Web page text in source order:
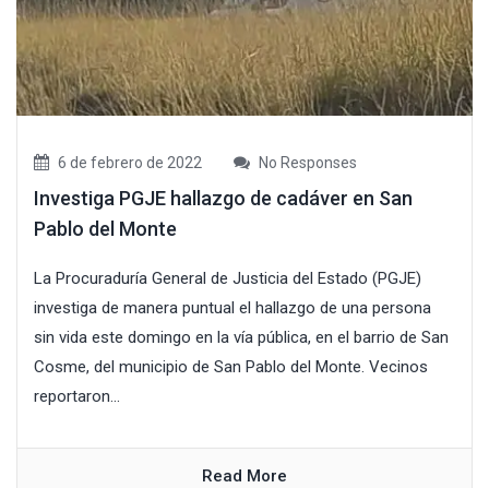
6 de febrero de 2022 No Responses
Investiga PGJE hallazgo de cadáver en San
Pablo del Monte
La Procuraduría General de Justicia del Estado (PGJE)
investiga de manera puntual el hallazgo de una persona
sin vida este domingo en la vía pública, en el barrio de San
Cosme, del municipio de San Pablo del Monte. Vecinos
reportaron...
Read More